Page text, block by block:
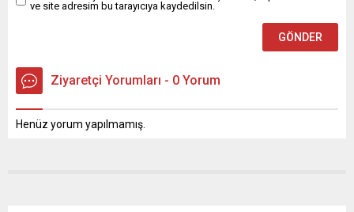
ve site adresim bu tarayıcıya kaydedilsin.
Ziyaretçi Yorumları - 0 Yorum
Henüz yorum yapılmamış.